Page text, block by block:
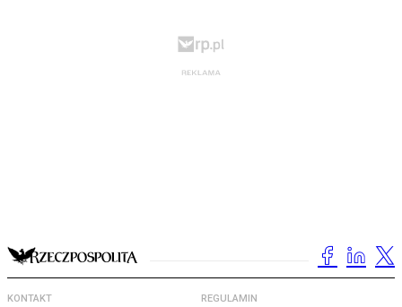
KONTAKT REGULAMIN